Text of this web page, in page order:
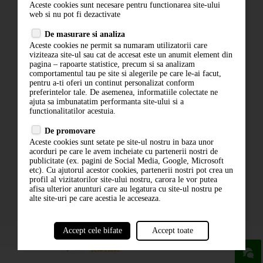
Contact
Politica de confidentialitate
ANPC
ABONARE LA NEWSLETTER
ABONARE
Aceste cookies sunt necesare pentru functionarea site-ului
web si nu pot fi dezactivate
De masurare si analiza
Aceste cookies ne permit sa numaram utilizatorii care
viziteaza site-ul sau cat de accesat este un anumit element din
pagina – rapoarte statistice, precum si sa analizam
comportamentul tau pe site si alegerile pe care le-ai facut,
pentru a-ti oferi un continut personalizat conform
preferintelor tale. De asemenea, informatiile colectate ne
ajuta sa imbunatatim performanta site-ului si a
functionalitatilor acestuia.
De promovare
Aceste cookies sunt setate pe site-ul nostru in baza unor
acorduri pe care le avem incheiate cu partenerii nostri de
publicitate (ex. pagini de Social Media, Google, Microsoft
etc). Cu ajutorul acestor cookies, partenerii nostri pot crea un
profil al vizitatorilor site-ului nostru, carora le vor putea
afisa ulterior anunturi care au legatura cu site-ul nostru pe
alte site-uri pe care acestia le acceseaza.
Accept cele bifate Accept toate